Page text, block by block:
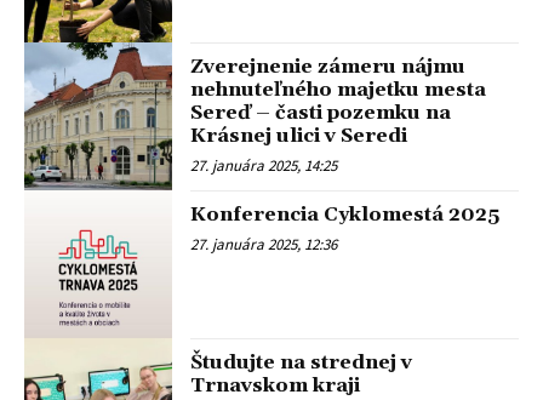
Zverejnenie zámeru nájmu
nehnuteľného majetku mesta
Sereď – časti pozemku na
Krásnej ulici v Seredi
27. januára 2025, 14:25
Konferencia Cyklomestá 2025
27. januára 2025, 12:36
Študujte na strednej v
Trnavskom kraji